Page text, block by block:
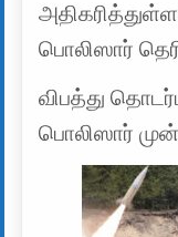
பொலிஸார்
விபத்து
பொலிஸார்